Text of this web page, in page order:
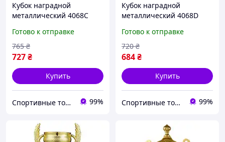
Кубок наградной
металлический 4068C
Готово к отправке
727₴
765 ₴
Купить
Спортивные товары Artemic 99%
Кубок наградной
металлический 4068D
Готово к отправке
684₴
720 ₴
Купить
Спортивные товары Artemic 99%